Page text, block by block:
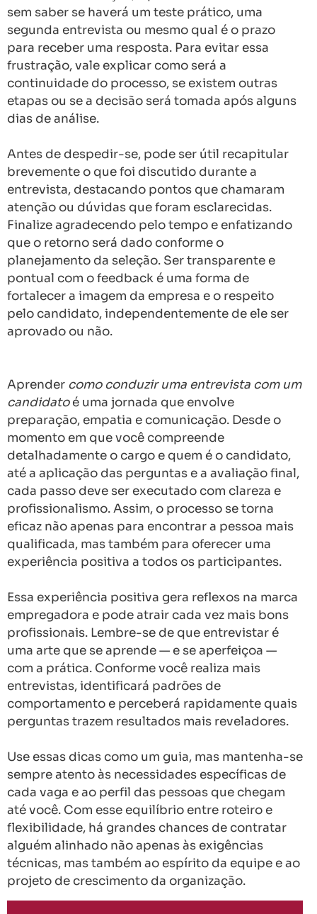
sem saber se haverá um teste prático, uma
segunda entrevista ou mesmo qual é o prazo
para receber uma resposta. Para evitar essa
frustração, vale explicar como será a
continuidade do processo, se existem outras
etapas ou se a decisão será tomada após alguns
dias de análise.
Antes de despedir-se, pode ser útil recapitular
brevemente o que foi discutido durante a
entrevista, destacando pontos que chamaram
atenção ou dúvidas que foram esclarecidas.
Finalize agradecendo pelo tempo e enfatizando
que o retorno será dado conforme o
planejamento da seleção. Ser transparente e
pontual com o feedback é uma forma de
fortalecer a imagem da empresa e o respeito
pelo candidato, independentemente de ele ser
aprovado ou não.
Aprender como conduzir uma entrevista com um
candidatoé uma jornada que envolve
preparação, empatia e comunicação. Desde o
momento em que você compreende
detalhadamente o cargo e quem é o candidato,
até a aplicação das perguntas e a avaliação final,
cada passo deve ser executado com clareza e
profissionalismo. Assim, o processo se torna
eficaz não apenas para encontrar a pessoa mais
qualificada, mas também para oferecer uma
experiência positiva a todos os participantes.
Essa experiência positiva gera reflexos na marca
empregadora e pode atrair cada vez mais bons
profissionais. Lembre-se de que entrevistar é
uma arte que se aprende — e se aperfeiçoa —
com a prática. Conforme você realiza mais
entrevistas, identificará padrões de
comportamento e perceberá rapidamente quais
perguntas trazem resultados mais reveladores.
Use essas dicas como um guia, mas mantenha-se
sempre atento às necessidades específicas de
cada vaga e ao perfil das pessoas que chegam
até você. Com esse equilíbrio entre roteiro e
flexibilidade, há grandes chances de contratar
alguém alinhado não apenas às exigências
técnicas, mas também ao espírito da equipe e ao
projeto de crescimento da organização.